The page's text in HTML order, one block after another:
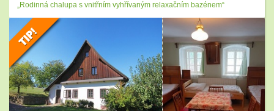
„Rodinná chalupa s vnitřním vyhřívaným relaxačním bazénem“